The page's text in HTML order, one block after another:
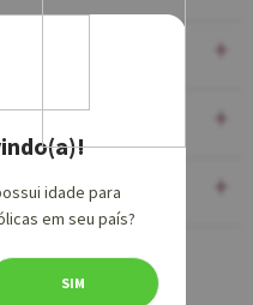
idade para
em seu país?
SIM